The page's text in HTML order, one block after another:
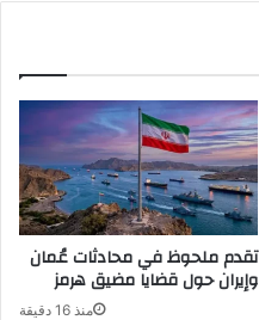
تقدم ملحوظ في محادثات عُمان
وإيران حول قضايا مضيق هرمز
منذ 16 دقيقة